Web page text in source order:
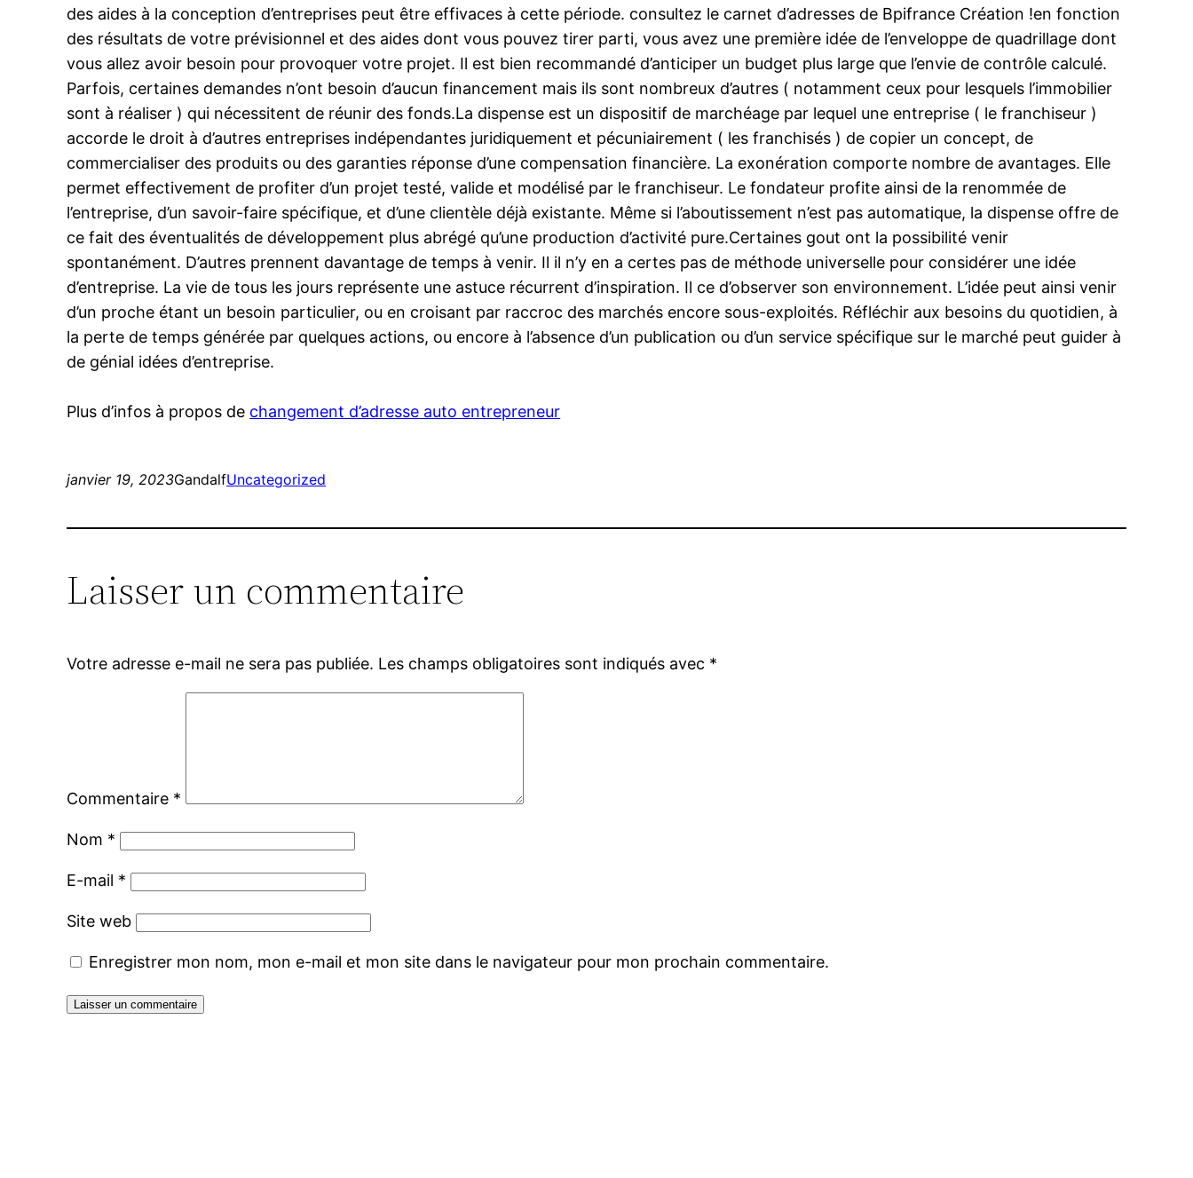
des aides à la conception d’entreprises peut être effivaces à cette période. consultez le carnet d’adresses de Bpifrance Création !en fonction
des résultats de votre prévisionnel et des aides dont vous pouvez tirer parti, vous avez une première idée de l’enveloppe de quadrillage dont
vous allez avoir besoin pour provoquer votre projet. Il est bien recommandé d’anticiper un budget plus large que l’envie de contrôle calculé.
Parfois, certaines demandes n’ont besoin d’aucun financement mais ils sont nombreux d’autres ( notamment ceux pour lesquels l’immobilier
sont à réaliser ) qui nécessitent de réunir des fonds.La dispense est un dispositif de marchéage par lequel une entreprise ( le franchiseur )
accorde le droit à d’autres entreprises indépendantes juridiquement et pécuniairement ( les franchisés ) de copier un concept, de
commercialiser des produits ou des garanties réponse d’une compensation financière. La exonération comporte nombre de avantages. Elle
permet effectivement de profiter d’un projet testé, valide et modélisé par le franchiseur. Le fondateur profite ainsi de la renommée de
l’entreprise, d’un savoir-faire spécifique, et d’une clientèle déjà existante. Même si l’aboutissement n’est pas automatique, la dispense offre de
ce fait des éventualités de développement plus abrégé qu’une production d’activité pure.Certaines gout ont la possibilité venir
spontanément. D’autres prennent davantage de temps à venir. Il il n’y en a certes pas de méthode universelle pour considérer une idée
d’entreprise. La vie de tous les jours représente une astuce récurrent d’inspiration. Il ce d’observer son environnement. L’idée peut ainsi venir
d’un proche étant un besoin particulier, ou en croisant par raccroc des marchés encore sous-exploités. Réfléchir aux besoins du quotidien, à
la perte de temps générée par quelques actions, ou encore à l’absence d’un publication ou d’un service spécifique sur le marché peut guider à
de génial idées d’entreprise.
Plus d’infos à propos de changement d’adresse auto entrepreneur
janvier 19, 2023GandalfUncategorized
Laisser un commentaire
Votre adresse e-mail ne sera pas publiée. Les champs obligatoires sont indiqués avec *
Commentaire *
Nom *
E-mail *
Site web
Enregistrer mon nom, mon e-mail et mon site dans le navigateur pour mon prochain commentaire.